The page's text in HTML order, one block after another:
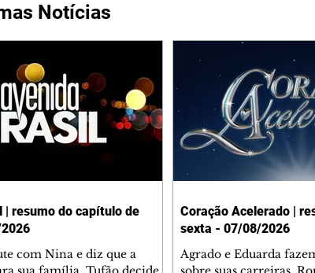
Notícias
| resumo do capítulo de
com Nina e diz que a
Coração Acelerado |
sexta - 07/08/2026
Agrado e Eduarda